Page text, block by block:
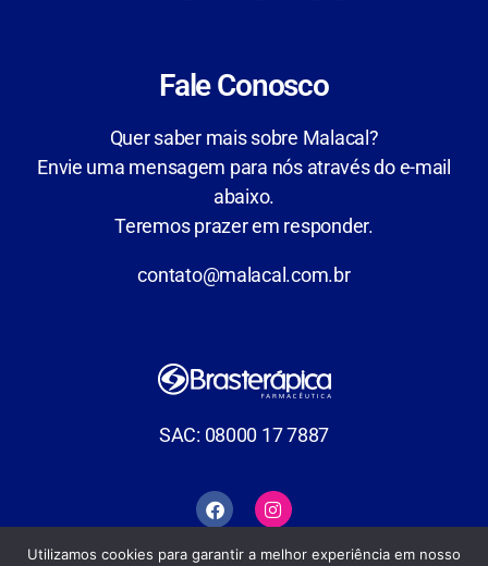
Fale Conosco
Quer saber mais sobre Malacal?
Envie uma mensagem para nós através do e-mail
abaixo.
Teremos prazer em responder.
contato@malacal.com.br
SAC: 08000 17 7887
Utilizamos cookies para garantir a melhor experiência em nosso